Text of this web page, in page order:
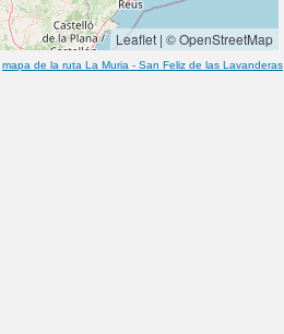
Leaflet | © OpenStreetMap
mapa de la ruta La Muria - San Feliz de las Lavanderas